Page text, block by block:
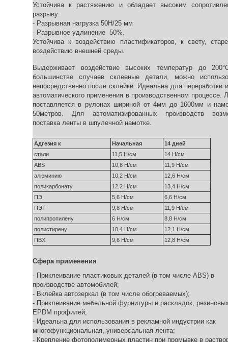
Устойчива к растяжению и обладает высоким
разрыву:
- Разрывная нагрузка 50Н/25 мм
- Разрывное удлинение 50%.
Устойчива к воздействию пластификаторов, к свету,
воздействию внешней среды.
Выдерживает воздействие высоких температур до
большинстве случаев склееные детали, можно
непосредственно после склейки. Идеальна для переработки
автоматического применения в производственном процессе.
поставляется в рулонах шириной от 4мм до 1600мм и
50метров. Для автоматизированных производств
поставка ленты в шпулечной намотке.
Адгезия к Начальная
14 дней
стали
11,5 Н/см
14 Н/см
ABS
10,8 Н/см
11,9 Н/см
алюминию
10,2 Н/см
12,6 Н/см
поликарбонату
12,2 Н/см
13,4 Н/см
ПЭ
5,6 Н/см
6,6 Н/см
ПЭТ
9,8 Н/см
11,9 Н/см
полипропилену
6 Н/см
8,8 Н/см
полистирену
10,4 Н/см
12,1 Н/см
ПВХ
9,6 Н/см 12,8 Н/см
Сфера применения
- Приклеивание пластиковых деталей (в том числе ABS) в
производстве автомобилей;
- Вклейка автозеркал (в том числе обогреваемых);
- Приклеивание мебельной фурнитуры и раскладок,
EPDM профилей;
- Идеальна для использования в рекламной индустрии как
многофункциональная, универсальная лента;
- Крепление фотополимерных пластин при промывке в